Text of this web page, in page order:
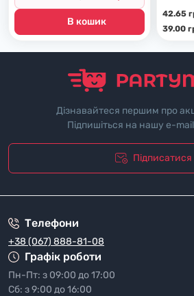
В кошик
42.65
39.00
Дізнавайтеся першим про
Підпишіться на нашу e-
Підписатися
Телефони
+38 (067) 888-81-08
Графік роботи
Пн-Пт: з 09:00 до 17:00
Сб: з 9:00 до 16:00